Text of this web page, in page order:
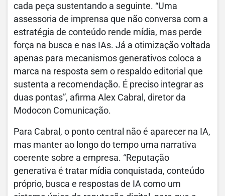
cada peça sustentando a seguinte. “Uma
assessoria de imprensa que não conversa com a
estratégia de conteúdo rende mídia, mas perde
força na busca e nas IAs. Já a otimização voltada
apenas para mecanismos generativos coloca a
marca na resposta sem o respaldo editorial que
sustenta a recomendação. É preciso integrar as
duas pontas”, afirma Alex Cabral, diretor da
Modocon Comunicação.
Para Cabral, o ponto central não é aparecer na IA,
mas manter ao longo do tempo uma narrativa
coerente sobre a empresa. “Reputação
generativa é tratar mídia conquistada, conteúdo
próprio, busca e respostas de IA como um